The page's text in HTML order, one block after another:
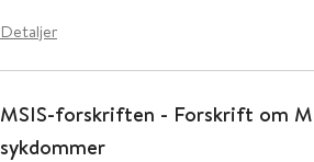
Detaljer
MSIS-forskriften - Forskrift om
sykdommer